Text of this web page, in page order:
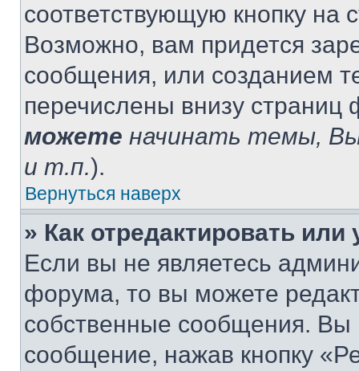
соответствующую кнопку
Возможно, вам придется
сообщения, или созданием
перечислены внизу
можете начинать темы,
и т.п.).
Вернуться наверх
» Как отредактировать
Если вы не являетесь
форума, то вы можете
собственные сообщения. Вы
сообщение, нажав кнопку